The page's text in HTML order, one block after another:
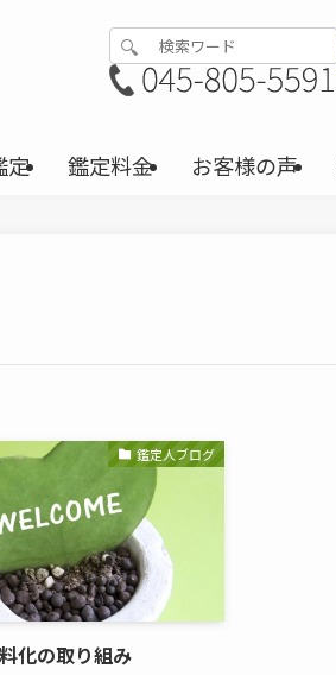
定 鑑定料金 お客様の声
鑑定人ブログ
化の取り組み